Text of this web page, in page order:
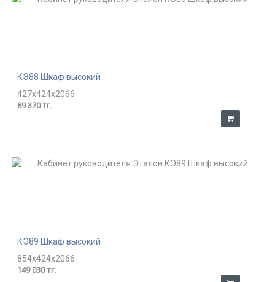
КЭ88 Шкаф высокий
427x424x2066
89 370 тг.
КЭ89 Шкаф высокий
854x424x2066
149 030 тг.